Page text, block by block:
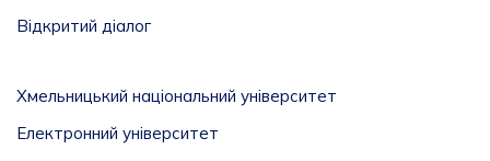
Відкритий діалог
Хмельницький національний університет
Електронний університет